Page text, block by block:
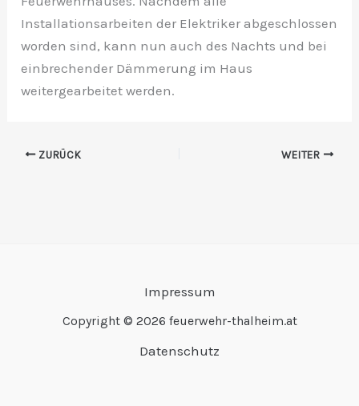
Installationsarbeiten der Elektriker abgeschlossen
worden sind, kann nun auch des Nachts und bei
einbrechender Dämmerung im Haus
weitergearbeitet werden.
ZURÜCK WEITER
Impressum
Copyright © 2026 feuerwehr-thalheim.at
Datenschutz